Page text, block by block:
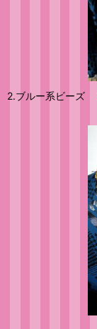
2.ブルー系ビーズ